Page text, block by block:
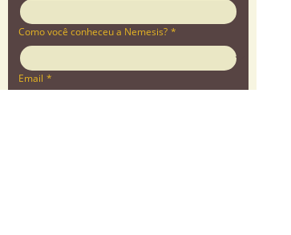
Como você conheceu a Nemesis? *
Email *